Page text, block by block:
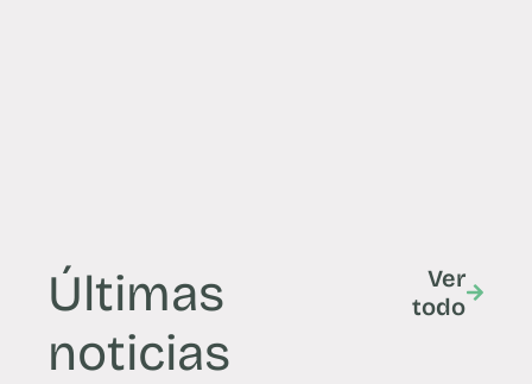
Últimas
noticias
Ver
todo